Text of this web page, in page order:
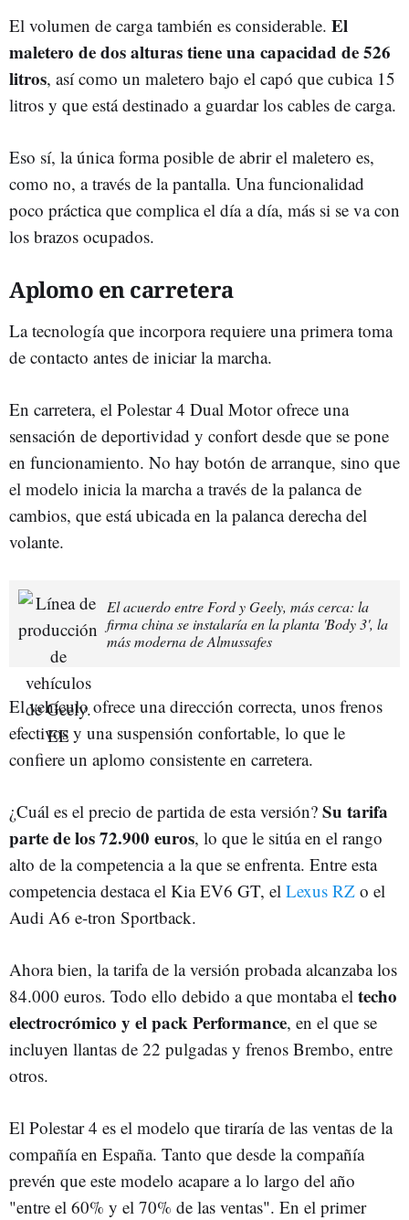
El volumen de carga también es considerable. El
maletero de dos alturas tiene una capacidad de 526
litros, así como un maletero bajo el capó que cubica 15
litros y que está destinado a guardar los cables de carga.
Eso sí, la única forma posible de abrir el maletero es,
como no, a través de la pantalla. Una funcionalidad
poco práctica que complica el día a día, más si se va con
los brazos ocupados.
Aplomo en carretera
La tecnología que incorpora requiere una primera toma
de contacto antes de iniciar la marcha.
En carretera, el Polestar 4 Dual Motor ofrece una
sensación de deportividad y confort desde que se pone
en funcionamiento. No hay botón de arranque, sino que
el modelo inicia la marcha a través de la palanca de
cambios, que está ubicada en la palanca derecha del
volante.
El acuerdo entre Ford y Geely, más cerca: la
firma china se instalaría en la planta 'Body 3', la
más moderna de Almussafes
El vehículo ofrece una dirección correcta, unos frenos
efectivos y una suspensión confortable, lo que le
confiere un aplomo consistente en carretera.
¿Cuál es el precio de partida de esta versión? Su tarifa
parte de los 72.900 euros, lo que le sitúa en el rango
alto de la competencia a la que se enfrenta. Entre esta
competencia destaca el Kia EV6 GT, el Lexus RZ o el
Audi A6 e-tron Sportback.
Ahora bien, la tarifa de la versión probada alcanzaba los
84.000 euros. Todo ello debido a que montaba el techo
electrocrómico y el pack Performance, en el que se
incluyen llantas de 22 pulgadas y frenos Brembo, entre
otros.
El Polestar 4 es el modelo que tiraría de las ventas de la
compañía en España. Tanto que desde la compañía
prevén que este modelo acapare a lo largo del año
"entre el 60% y el 70% de las ventas". En el primer